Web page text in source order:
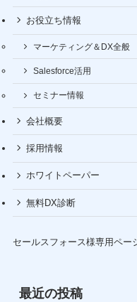
お役立ち情報
マーケティング＆DX全般
Salesforce活用
セミナー情報
会社概要
採用情報
ホワイトペーパー
無料DX診断
セールスフォース様専用ペー
最近の投稿